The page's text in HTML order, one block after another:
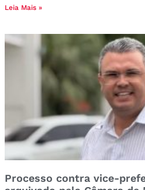
Leia Mais »
Processo contra vice-